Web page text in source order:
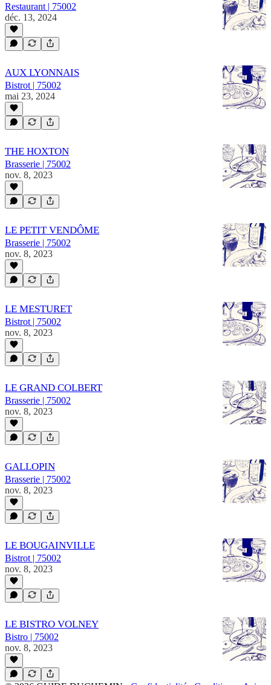
Restaurant | 75002
déc. 13, 2024
AUX LYONNAIS
Bistrot | 75002
mai 23, 2024
THE HOXTON
Brasserie | 75002
nov. 8, 2023
LE PETIT VENDÔME
Brasserie | 75002
nov. 8, 2023
LE MESTURET
Bistrot | 75002
nov. 8, 2023
LE GRAND COLBERT
Brasserie | 75002
nov. 8, 2023
GALLOPIN
Brasserie | 75002
nov. 8, 2023
LE BOUGAINVILLE
Bistrot | 75002
nov. 8, 2023
LE BISTRO VOLNEY
Bistro | 75002
nov. 8, 2023